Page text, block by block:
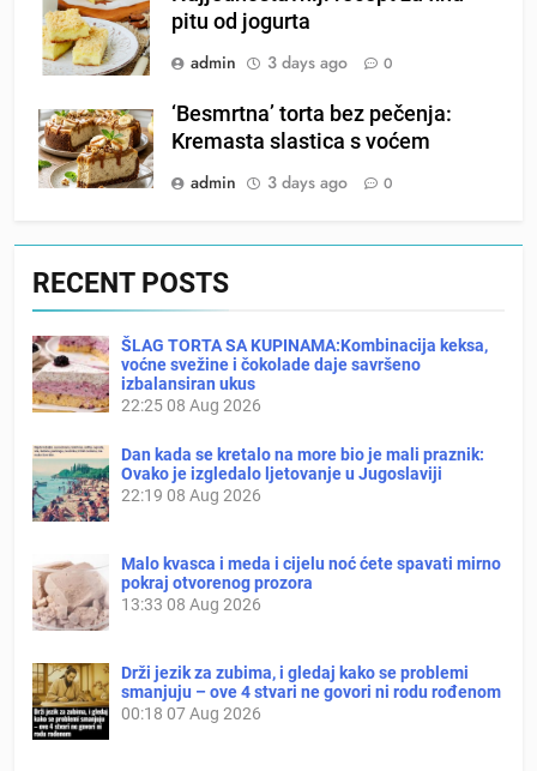
pitu od jogurta
admin
3 days ago 0
‘Besmrtna’ torta bez pečenja:
Kremasta slastica s voćem
admin
3 days ago 0
RECENT POSTS
ŠLAG TORTA SA KUPINAMA:Kombinacija keksa,
voćne svežine i čokolade daje savršeno
izbalansiran ukus
22:2508 Aug 2026
Dan kada se kretalo na more bio je mali praznik:
Ovako je izgledalo ljetovanje u Jugoslaviji
22:19 08 Aug 2026
Malo kvasca i meda i cijelu noć ćete spavati mirno
pokraj otvorenog prozora
13:33 08 Aug 2026
Drži jezik za zubima, i gledaj kako se problemi
smanjuju – ove 4 stvari ne govori ni rodu rođenom
00:18 07 Aug 2026